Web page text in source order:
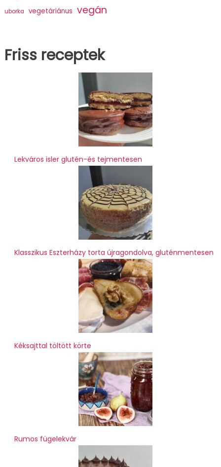
uborka vegetáriánus vegán
Friss receptek
Lekváros isler glutén-és tejmentesen
Klasszikus Eszterházy torta újragondolva, gluténmentesen
Kéksajttal töltött körte
Rumos fügelekvár